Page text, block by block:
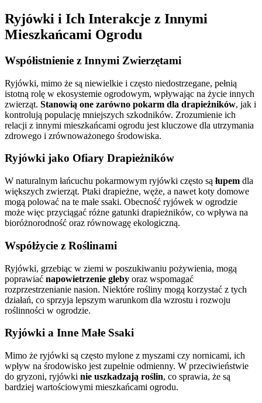
Ryjówki i Ich Interakcje z Innymi
Mieszkańcami Ogrodu
Współistnienie z Innymi Zwierzętami
Ryjówki, mimo że są niewielkie i często niedostrzegane, pełnią
istotną rolę w ekosystemie ogrodowym, wpływając na życie innych
zwierząt. Stanowią one zarówno pokarm dla drapieżników, jak i
kontrolują populację mniejszych szkodników. Zrozumienie ich
relacji z innymi mieszkańcami ogrodu jest kluczowe dla utrzymania
zdrowego i zrównoważonego środowiska.
Ryjówki jako Ofiary Drapieżników
W naturalnym łańcuchu pokarmowym ryjówki często są łupem dla
większych zwierząt. Ptaki drapieżne, węże, a nawet koty domowe
mogą polować na te małe ssaki. Obecność ryjówek w ogrodzie
może więc przyciągać różne gatunki drapieżników, co wpływa na
bioróżnorodność oraz równowagę ekologiczną.
Współżycie z Roślinami
Ryjówki, grzebiąc w ziemi w poszukiwaniu pożywienia, mogą
poprawiać napowietrzenie gleby oraz wspomagać
rozprzestrzenianie nasion. Niektóre rośliny mogą korzystać z tych
działań, co sprzyja lepszym warunkom dla wzrostu i rozwoju
roślinności w ogrodzie.
Ryjówki a Inne Małe Ssaki
Mimo że ryjówki są często mylone z myszami czy nornicami, ich
wpływ na środowisko jest zupełnie odmienny. W przeciwieństwie
do gryzoni, ryjówki nie uszkadzają roślin, co sprawia, że są
bardziej wartościowymi mieszkańcami ogrodu.